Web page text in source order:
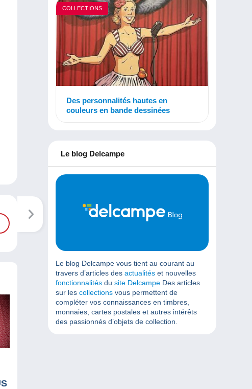
COLLECTIONS
Des personnalités hautes en
couleurs en bande dessinées
Le blog Delcampe
Le blog Delcampe vous tient au courant au
travers d’articles des actualités et nouvelles
fonctionnalités du site Delcampe Des articles
sur les collections vous permettent de
compléter vos connaissances en timbres,
monnaies, cartes postales et autres intérêts
des passionnés d’objets de collection.